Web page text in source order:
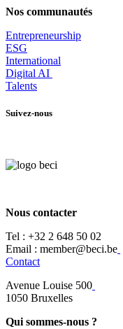
Nos communautés
Entrepreneurship
ESG
International
Digital AI
Talents
Suivez-nous
Nous contacter
Tel : +32 2 648 50 02​
​​Email : member@beci.be
Contact
Avenue Louise 500
​1050 Bruxelles
Qui sommes-nous ?